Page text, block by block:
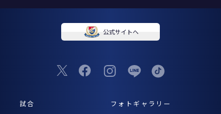
公式サイトへ
試合
フォトギャラリー